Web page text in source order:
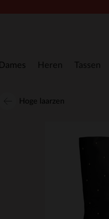
Dames Heren Tassen
Hoge laarzen